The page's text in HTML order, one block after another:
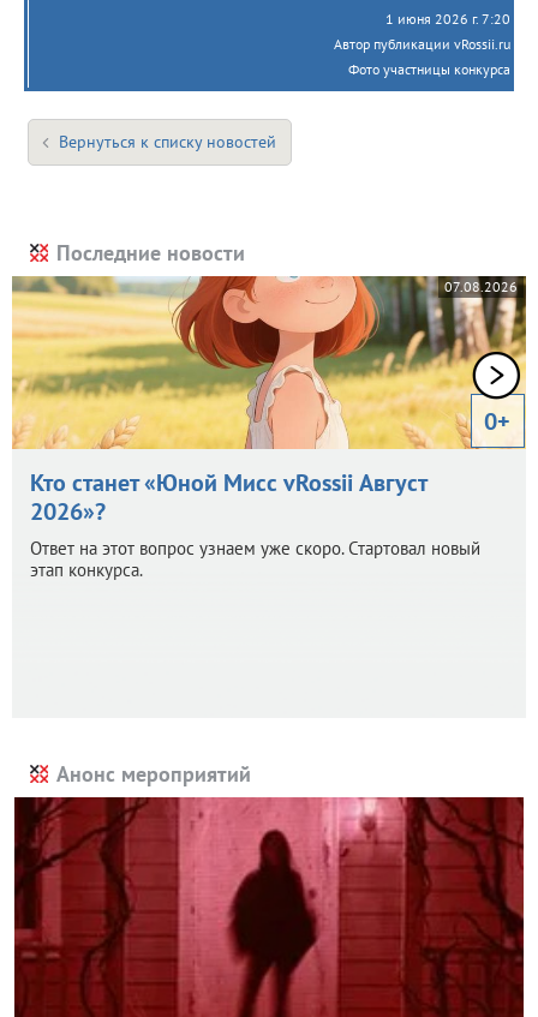
1 июня 2026 г. 7:20
Автор публикации vRossii.ru
Фото участницы конкурса
Вернуться к списку новостей
Последние новости
07.08.2026
0+
Кто станет «Юной Мисс vRossii Август
2026»?
Ответ на этот вопрос узнаем уже скоро. Стартовал новый
этап конкурса.
Анонс мероприятий